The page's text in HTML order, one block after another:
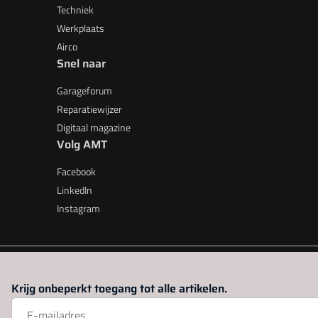
Techniek
Werkplaats
Airco
Snel naar
Garageforum
Reparatiewijzer
Digitaal magazine
Volg AMT
Facebook
LinkedIn
Instagram
beleid|Privacy instellingen
Krijg onbeperkt toegang tot alle artikelen.